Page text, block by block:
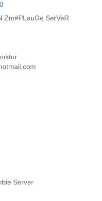
Zm#PLauGe SerVeR
Server